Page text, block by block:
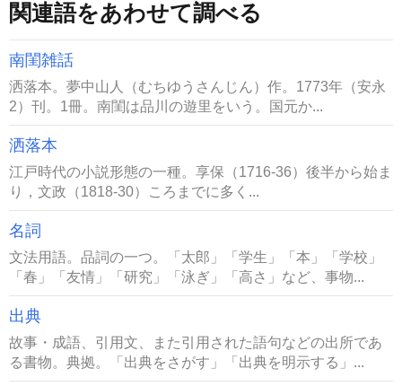
関連語をあわせて調べる
南閨雑話
洒落本。夢中山人（むちゆうさんじん）作。1773年（安永
2）刊。1冊。南閨は品川の遊里をいう。国元か...
洒落本
江戸時代の小説形態の一種。享保（1716-36）後半から始ま
り，文政（1818-30）ころまでに多く...
名詞
文法用語。品詞の一つ。「太郎」「学生」「本」「学校」
「春」「友情」「研究」「泳ぎ」「高さ」など、事物...
出典
故事・成語、引用文、また引用された語句などの出所であ
る書物。典拠。「出典をさがす」「出典を明示する」...